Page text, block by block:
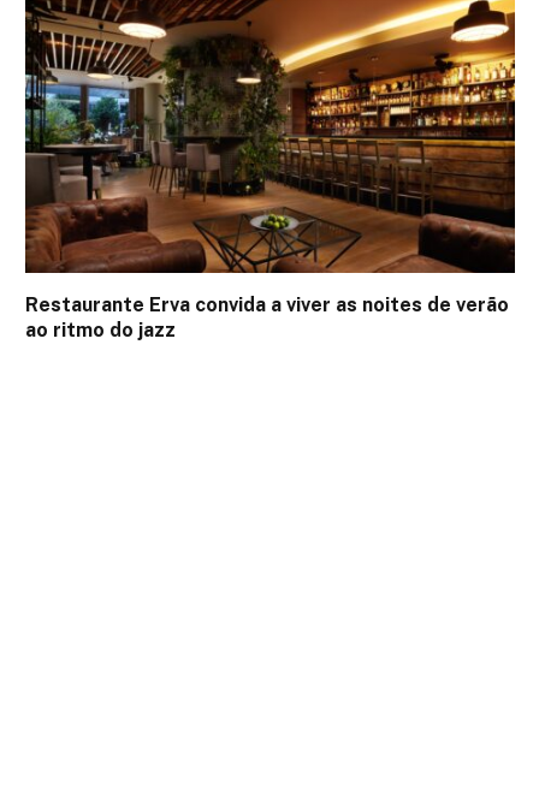
Restaurante Erva convida a viver as noites de verão
ao ritmo do jazz